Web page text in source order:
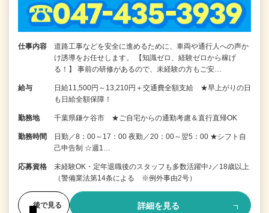
仕事内容
道路工事などを安全に進めるために、車両や通行人への声か
け誘導をお任せします。 【知識ゼロ、経験ゼロから稼げ
る！】 事前の研修があるので、未経験の方もご安…
給与
日給11,500円～13,210円＋交通費全額支給 ★早上がりの日
も日給全額保障！
勤務地 千葉県鎌ケ谷市 ★ご自宅からの通勤考慮＆直行直帰OK
勤務時間
日勤／8：00～17：00 夜勤／20：00～翌5：00 ★シフト自
己申告制 ☆週1…
応募資格
未経験OK・定年退職後のスタッフも多数活躍中♪／18歳以上
（警備業法第14条による ※例外事由2号）
後で見る 詳細を見る